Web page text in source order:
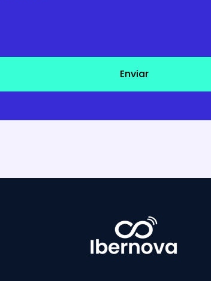
Enviar